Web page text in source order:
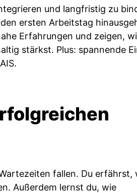
und langfristig zu
ersten Arbeitstag
Erfahrungen und zeigen,
stärkst. Plus: spannende
fallen. Du erfährst,
Außerdem lernst du, wie